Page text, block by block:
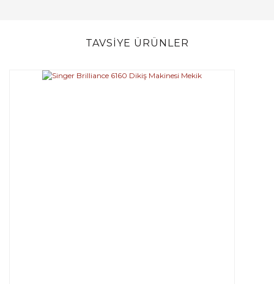
TAVSİYE ÜRÜNLER